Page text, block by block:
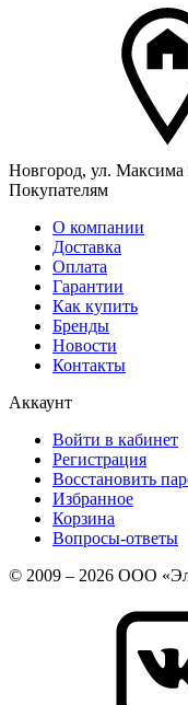
Новгород, ул. Максима
Покупателям
О компании
Доставка
Оплата
Гарантии
Как купить
Бренды
Новости
Контакты
Аккаунт
Войти в кабинет
Регистрация
Восстановить
Избранное
Корзина
Вопросы-ответы
© 2009 – 2026 ООО